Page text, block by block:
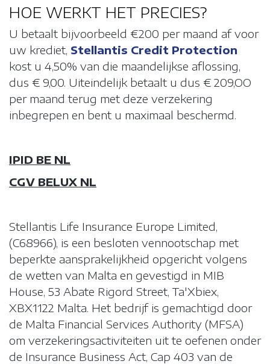
HOE WERKT HET PRECIES?
U betaalt bijvoorbeeld €200 per maand af voor
uw krediet, Stellantis Credit Protection
kost u 4,50% van die maandelijkse aflossing,
dus € 9,00. Uiteindelijk betaalt u dus € 209,OO
per maand terug met deze verzekering
inbegrepen en bent u maximaal beschermd.
IPID BE NL
CGV BELUX NL
Stellantis Life Insurance Europe Limited,
(C68966), is een besloten vennootschap met
beperkte aansprakelijkheid opgericht volgens
de wetten van Malta en gevestigd in MIB
House, 53 Abate Rigord Street, Ta'Xbiex,
XBX1122 Malta. Het bedrijf is gemachtigd door
de Malta Financial Services Authority (MFSA)
om verzekeringsactiviteiten uit te oefenen onder
de Insurance Business Act, Cap 403 van de